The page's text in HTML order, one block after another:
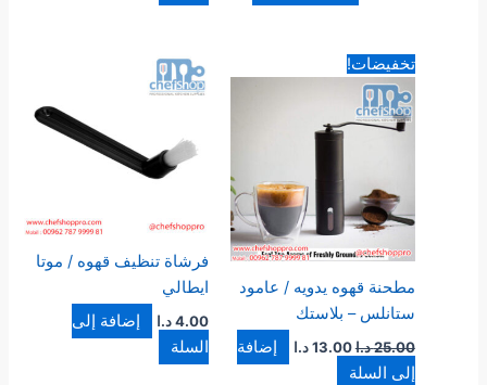
تخفيضات!
مطحنة قهوه يدويه / عامود
ستانلس – بلاستك
25.00د.ا
السعر
الأصلي
13.00 د.ا
الحالي
إضافة
إلى السلة
فرشاة تنظيف قهوه / موتا
ايطالي
4.00د.ا
إضافة إلى
السلة